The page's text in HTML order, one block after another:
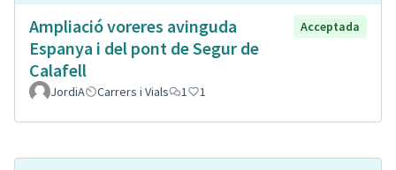
Ampliació voreres avinguda
Espanya i del pont de Segur de
Calafell
Acceptada
JordiA Carrers i Vials 1 1